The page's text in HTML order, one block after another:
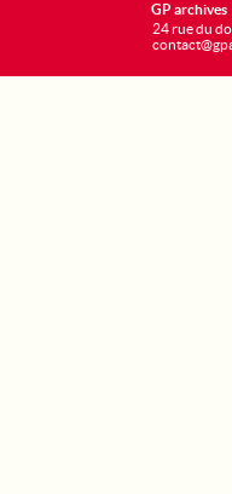
GP archives
24 rue du